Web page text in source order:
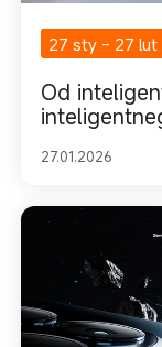
27 sty- 27 lut
Od
27.01.2026